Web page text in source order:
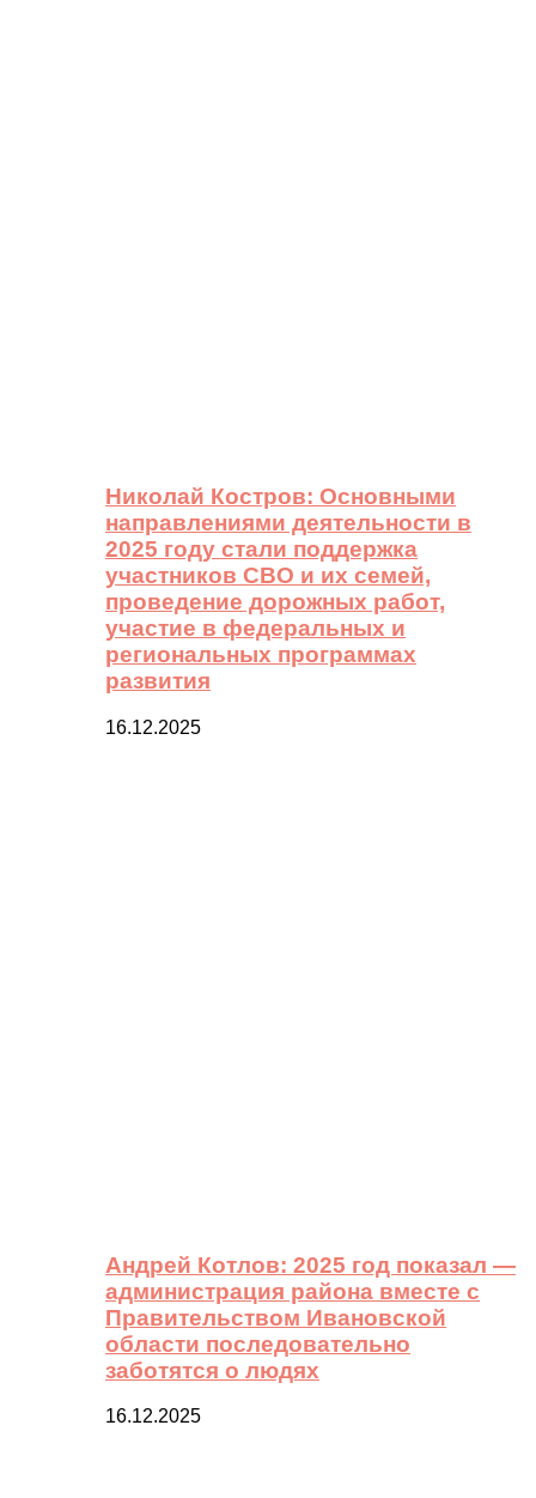
Николай Костров: Основными
направлениями деятельности в
2025 году стали поддержка
участников СВО и их семей,
проведение дорожных работ,
участие в федеральных и
региональных программах
развития
16.12.2025
Андрей Котлов: 2025 год показал —
администрация района вместе с
Правительством Ивановской
области последовательно
заботятся о людях
16.12.2025